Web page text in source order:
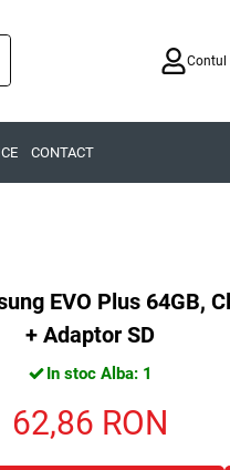
Contul
CONTACT
EVO Plus 64GB,
+ Adaptor SD
In stoc Alba: 1
62,86 RON